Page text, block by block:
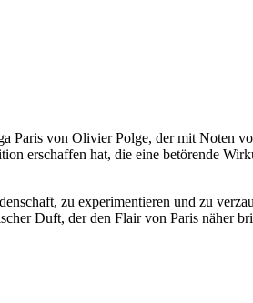
Paris von Olivier Polge, der mit Noten
erschaffen hat, die eine betörende
zu experimentieren und zu
Duft, der den Flair von Paris näher